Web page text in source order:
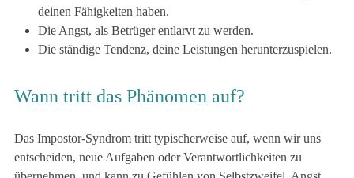
deinen Fähigkeiten haben.
Die Angst, als Betrüger entlarvt zu werden.
Die ständige Tendenz, deine Leistungen herunterzuspielen.
Wann tritt das Phänomen auf?
Das Impostor-Syndrom tritt typischerweise auf, wenn wir uns
entscheiden, neue Aufgaben oder Verantwortlichkeiten zu